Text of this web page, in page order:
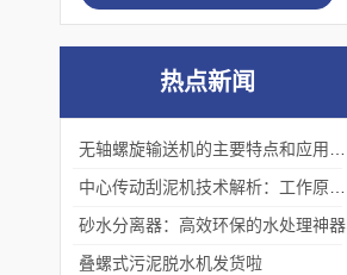
热点新闻
砂水分离器：高效环保的水处理神器
叠螺式污泥脱水机发货啦